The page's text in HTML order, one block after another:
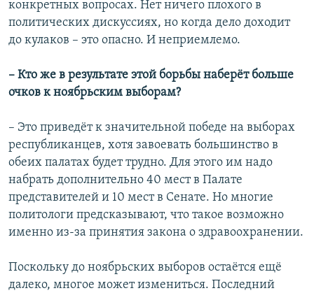
конкретных вопросах. Нет ничего плохого в
политических дискуссиях, но когда дело доходит
до кулаков – это опасно. И неприемлемо.
– Кто же в результате этой борьбы наберёт больше
очков к ноябрьским выборам?
– Это приведёт к значительной победе на выборах
республиканцев, хотя завоевать большинство в
обеих палатах будет трудно. Для этого им надо
набрать дополнительно 40 мест в Палате
представителей и 10 мест в Сенате. Но многие
политологи предсказывают, что такое возможно
именно из-за принятия закона о здравоохранении.
Поскольку до ноябрьских выборов остаётся ещё
далеко, многое может измениться. Последний